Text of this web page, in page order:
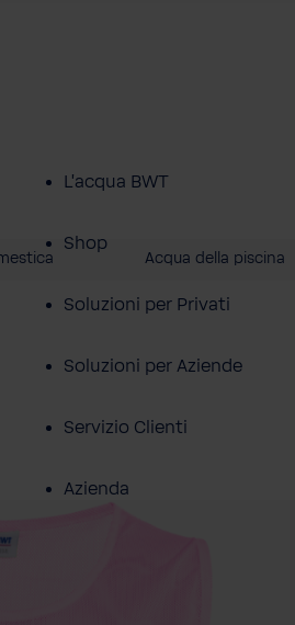
L'acqua BWT
Shop
Soluzioni per Privati
Soluzioni per Aziende
Servizio Clienti
Azienda
Acqua della piscina